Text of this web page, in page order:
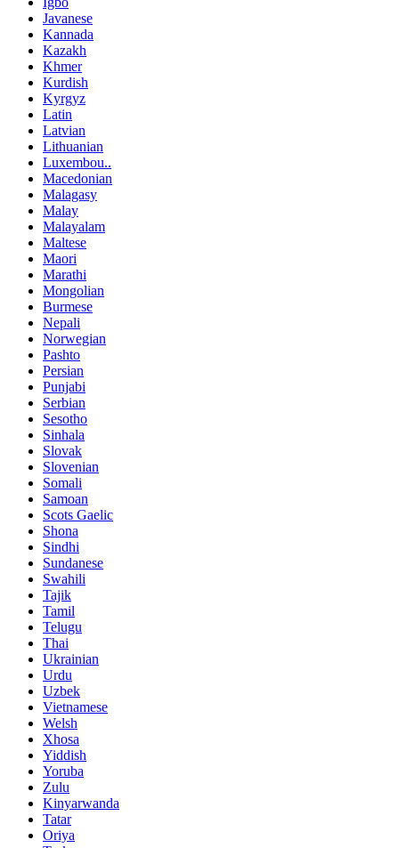
Javanese
Kannada
Kazakh
Khmer
Kurdish
Kyrgyz
Latin
Latvian
Lithuanian
Luxembou..
Macedonian
Malagasy
Malay
Malayalam
Maltese
Maori
Marathi
Mongolian
Burmese
Nepali
Norwegian
Pashto
Persian
Punjabi
Serbian
Sesotho
Sinhala
Slovak
Slovenian
Somali
Samoan
Scots Gaelic
Shona
Sindhi
Sundanese
Swahili
Tajik
Tamil
Telugu
Thai
Ukrainian
Urdu
Uzbek
Vietnamese
Welsh
Xhosa
Yiddish
Yoruba
Zulu
Kinyarwanda
Tatar
Oriya